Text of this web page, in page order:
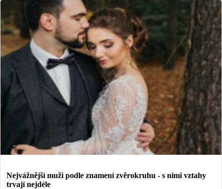
Nejvážnější muži podle znamení zvěrokruhu - s nimi vztahy
trvají nejdéle